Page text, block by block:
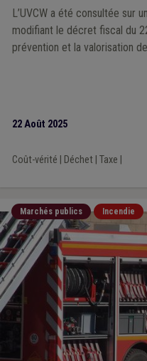
L’UVCW a été consultée sur
modifiant le décret fiscal du
prévention et la valorisation
22 Août 2025
Coût-vérité Déchet| Taxe
Marchés publics Incendie